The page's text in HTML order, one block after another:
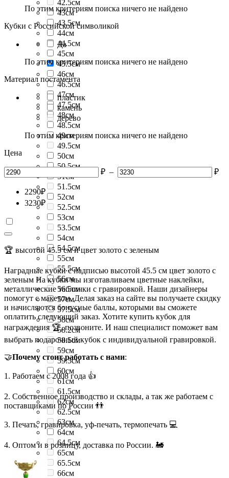
42.5см
43см
43.5см
44см
44.5см
45см
45.5см
46см
46.5см
47см
47.5см
48см
48.5см
49см
49.5см
50см
50.5см
51см
51.5см
52см
52.5см
53см
53.5см
54см
54.5см
55см
55.5см
56см
56.5см
57см
57.5см
58см
58.2см
58.5см
59см
59.5см
60см
61см
61.5см
62см
62.5см
63см
64см
64.5см
65см
65.5см
66см
По этим критериям поиска ничего не найдено
Кубки с Российской символикой
Да
По этим критериям поиска ничего не найдено
Материал постамента
пластик
камень
дерево
По этим критериям поиска ничего не найдено
Цена
₽ – ₽
2290₽
3230₽
🏆 высотой 45.5 см и цвет золото с зеленым
Наградные кубки с надписью высотой 45.5 см цвет золото с
зеленым На кубки мы изготавливаем цветные наклейки,
металлические таблички с гравировкой. Наши дизайнеры
помогут с макетом. Делая заказ на сайте вы получаете скидку
и начисляются бонусные баллы, которыми вы сможете
оплатить следующий заказ. Хотите купить кубок для
награждения 🏆, позвоните. И наш специалист поможет вам
выбрать подарочный кубок с индивидуальной гравировкой.
🤝Почему стоит работать с нами:
1. Работаем с 2008 года 👍
2. Собственное производство и склады, а так же работаем с
поставщиками по России 👬
3. Печать, гравировка, уф-печать, термопечать 💻
4. Оптом и в розницу, доставка по России. 🚂